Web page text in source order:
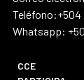
Teléfono:+504
Whatsapp:
CCE